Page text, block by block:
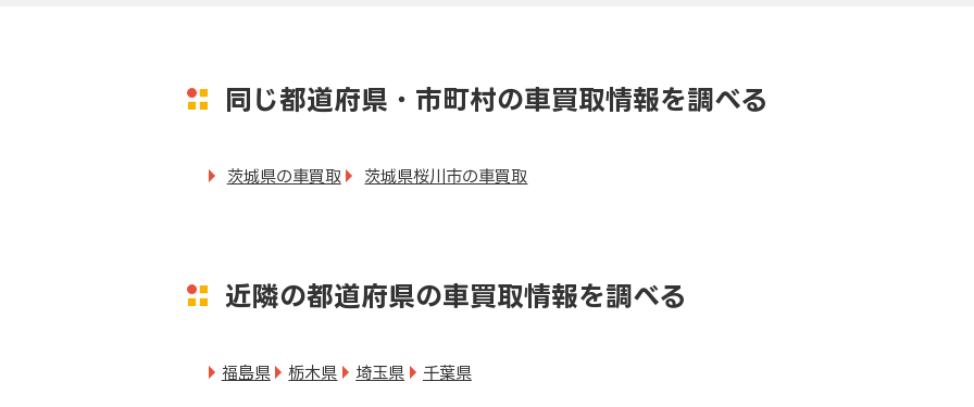
同じ都道府県・市町村の車買取情報を調べる
茨城県の車買取 茨城県桜川市の車買取
近隣の都道府県の車買取情報を調べる
福島県 栃木県 埼玉県 千葉県